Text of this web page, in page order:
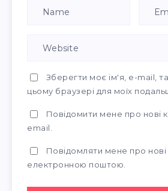
Зберегти моє ім'я, e-mail,
цьому браузері для моїх
Повідомити мене про нові
email.
Повідомляти мене про нові
електронною поштою.